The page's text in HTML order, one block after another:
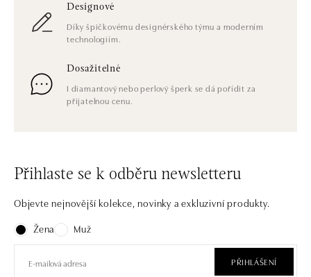
Designové
Díky špičkovému designérského týmu a moderním
technologiím.
Dosažitelné
I diamantový nebo perlový šperk se dá pořídit za
přijatelnou cenu.
Přihlaste se k odběru newsletteru
Objevte nejnovější kolekce, novinky a exkluzivní produkty.
Žena
Muž
PŘIHLÁŠENÍ